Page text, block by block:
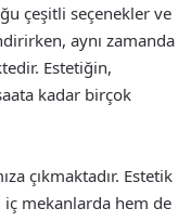
çeşitli seçenekler ve
aynı zamanda
Estetiğin,
kadar birçok
çıkmaktadır. Estetik
iç mekanlarda hem de